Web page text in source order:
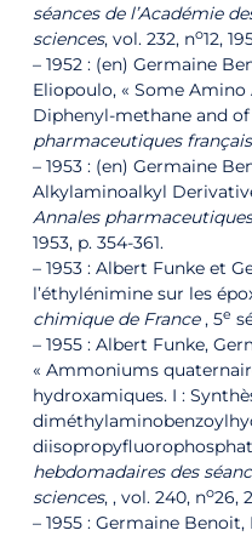
séances de l’Académie
sciences, vol. 232, no12,‎
– 1952 : (en) Germaine
Eliopoulo, « Some
Diphenyl-methane and
pharmaceutiques
– 1953 : (en) Germaine
Alkylaminoalkyl
Annales
1953, p. 354-361.
– 1953 : Albert Funke et
l’éthylénimine sur les
chimique de France, 5e
– 1955 : Albert Funke,
« Ammoniums
hydroxamiques. I :
hebdomadaires des
sciences, , vol. 240, no26,‎
– 1955 : Germaine